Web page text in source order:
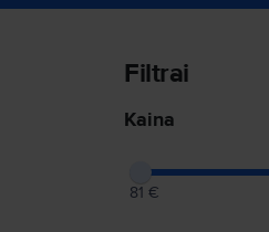
Filtrai
Kaina
81 €